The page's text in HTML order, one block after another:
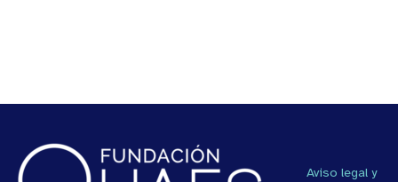
Aviso legal y